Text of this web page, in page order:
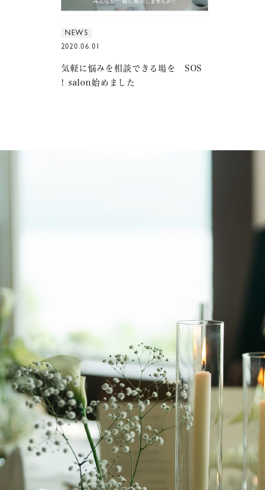
NEWS
2020.06.01
気軽に悩みを相談できる場を SOS
! salon始めました